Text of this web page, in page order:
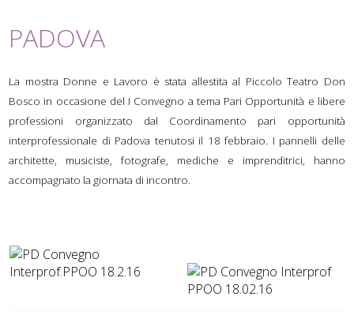
PADOVA
La mostra Donne e Lavoro è stata allestita al Piccolo Teatro Don
Bosco in occasione del I Convegno a tema Pari Opportunità e libere
professioni organizzato dal Coordinamento pari opportunità
interprofessionale di Padova tenutosi il 18 febbraio. I pannelli delle
architette, musiciste, fotografe, mediche e imprenditrici, hanno
accompagnato la giornata di incontro.